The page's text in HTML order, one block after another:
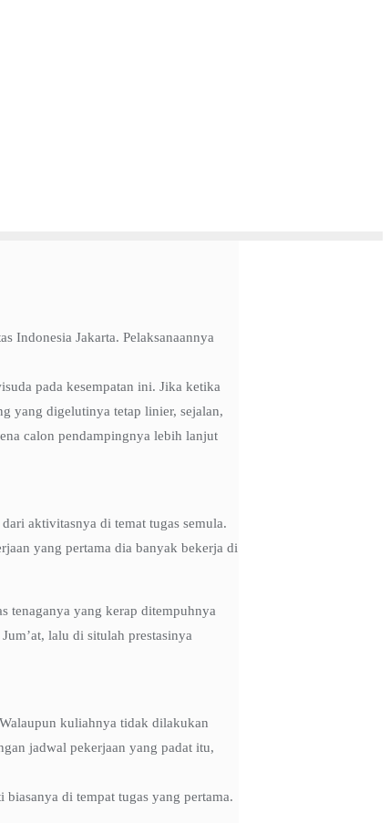
Indonesia Jakarta. Pelaksanaannya
pada kesempatan ini. Jika ketika
yang digelutinya tetap linier, sejalan,
calon pendampingnya lebih lanjut
aktivitasnya di temat tugas semula.
yang pertama dia banyak bekerja di
tenaganya yang kerap ditempuhnya
lalu di situlah prestasinya
kuliahnya tidak dilakukan
jadwal pekerjaan yang padat itu,
di tempat tugas yang pertama.